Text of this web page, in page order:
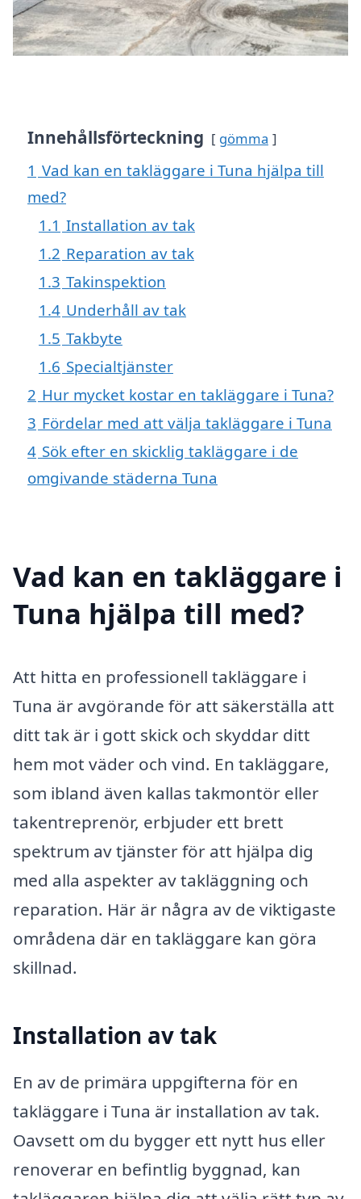
Innehållsförteckning gömma
1 Vad kan en takläggare i Tuna hjälpa till
med?
1.1 Installation av tak
1.2 Reparation av tak
1.3 Takinspektion
1.4 Underhåll av tak
1.5 Takbyte
1.6 Specialtjänster
2 Hur mycket kostar en takläggare i Tuna?
3 Fördelar med att välja takläggare i Tuna
4 Sök efter en skicklig takläggare i de
omgivande städerna Tuna
Vad kan en takläggare i
Tuna hjälpa till med?
Att hitta en professionell takläggare i
Tuna är avgörande för att säkerställa att
ditt tak är i gott skick och skyddar ditt
hem mot väder och vind. En takläggare,
som ibland även kallas takmontör eller
takentreprenör, erbjuder ett brett
spektrum av tjänster för att hjälpa dig
med alla aspekter av takläggning och
reparation. Här är några av de viktigaste
områdena där en takläggare kan göra
skillnad.
Installation av tak
En av de primära uppgifterna för en
takläggare i Tuna är installation av tak.
Oavsett om du bygger ett nytt hus eller
renoverar en befintlig byggnad, kan